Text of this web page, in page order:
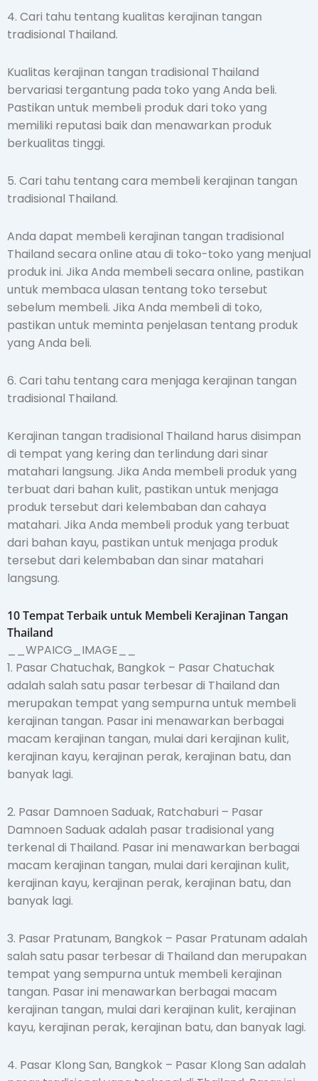
4. Cari tahu tentang kualitas kerajinan tangan
tradisional Thailand.
Kualitas kerajinan tangan tradisional Thailand
bervariasi tergantung pada toko yang Anda beli.
Pastikan untuk membeli produk dari toko yang
memiliki reputasi baik dan menawarkan produk
berkualitas tinggi.
5. Cari tahu tentang cara membeli kerajinan tangan
tradisional Thailand.
Anda dapat membeli kerajinan tangan tradisional
Thailand secara online atau di toko-toko yang menjual
produk ini. Jika Anda membeli secara online, pastikan
untuk membaca ulasan tentang toko tersebut
sebelum membeli. Jika Anda membeli di toko,
pastikan untuk meminta penjelasan tentang produk
yang Anda beli.
6. Cari tahu tentang cara menjaga kerajinan tangan
tradisional Thailand.
Kerajinan tangan tradisional Thailand harus disimpan
di tempat yang kering dan terlindung dari sinar
matahari langsung. Jika Anda membeli produk yang
terbuat dari bahan kulit, pastikan untuk menjaga
produk tersebut dari kelembaban dan cahaya
matahari. Jika Anda membeli produk yang terbuat
dari bahan kayu, pastikan untuk menjaga produk
tersebut dari kelembaban dan sinar matahari
langsung.
10 Tempat Terbaik untuk Membeli Kerajinan Tangan
Thailand
__WPAICG_IMAGE__
1. Pasar Chatuchak, Bangkok – Pasar Chatuchak
adalah salah satu pasar terbesar di Thailand dan
merupakan tempat yang sempurna untuk membeli
kerajinan tangan. Pasar ini menawarkan berbagai
macam kerajinan tangan, mulai dari kerajinan kulit,
kerajinan kayu, kerajinan perak, kerajinan batu, dan
banyak lagi.
2. Pasar Damnoen Saduak, Ratchaburi – Pasar
Damnoen Saduak adalah pasar tradisional yang
terkenal di Thailand. Pasar ini menawarkan berbagai
macam kerajinan tangan, mulai dari kerajinan kulit,
kerajinan kayu, kerajinan perak, kerajinan batu, dan
banyak lagi.
3. Pasar Pratunam, Bangkok – Pasar Pratunam adalah
salah satu pasar terbesar di Thailand dan merupakan
tempat yang sempurna untuk membeli kerajinan
tangan. Pasar ini menawarkan berbagai macam
kerajinan tangan, mulai dari kerajinan kulit, kerajinan
kayu, kerajinan perak, kerajinan batu, dan banyak lagi.
4. Pasar Klong San, Bangkok – Pasar Klong San adalah